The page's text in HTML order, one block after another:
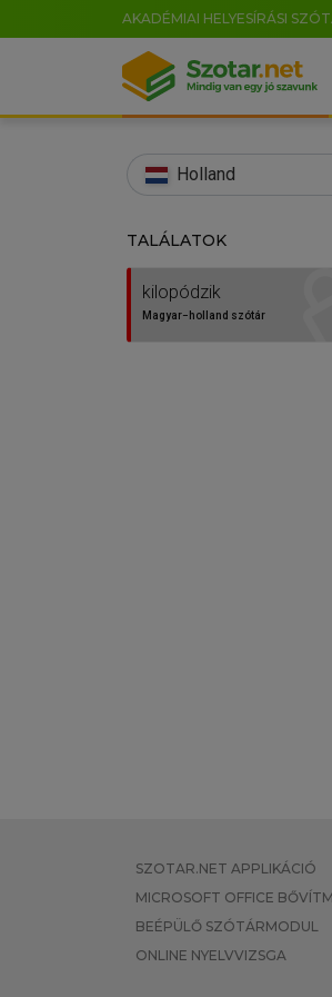
AKADÉMIAI HELYESÍRÁSI
Holland
TALÁLATOK
kilopódzik
Magyar−holland szótár
SZOTAR.NET APPLIKÁCIÓ
MICROSOFT OFFICE
BEÉPÜLŐ SZÓTÁRMODUL
ONLINE NYELVVIZSGA